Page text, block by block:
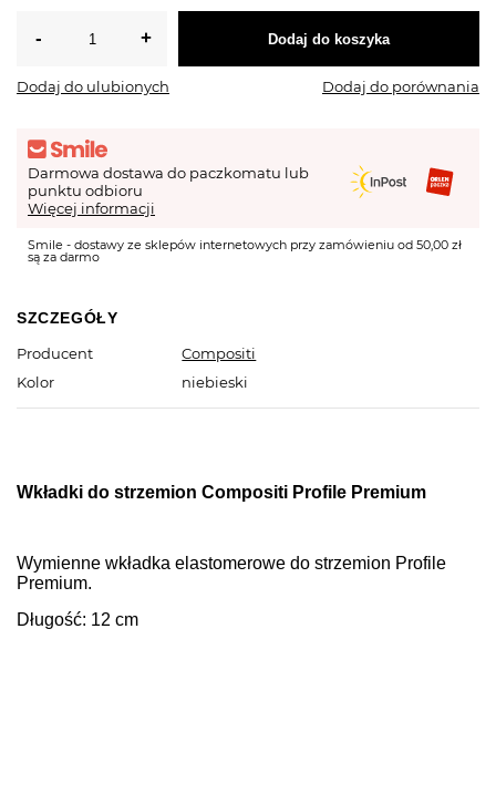
Dodaj do koszyka
Dodaj do ulubionych Dodaj do porównania
Darmowa dostawa do paczkomatu lub
punktu odbioru
Więcej informacji
Smile - dostawy ze sklepów internetowych przy zamówieniu od 50,00 zł
są za darmo
SZCZEGÓŁY
Producent
Compositi
Kolor
niebieski
Wkładki do strzemion Compositi Profile Premium
Wymienne wkładka elastomerowe do strzemion Profile
Premium.
Długość: 12 cm